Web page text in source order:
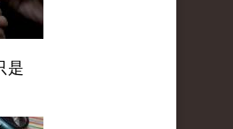
是